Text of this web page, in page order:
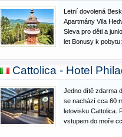
Letní dovolená
Apartmány Vila
Sleva pro děti a
let Bonusy k
a expozice.
zdarma Sleva
Cattolica - Hotel
Jedno dítě zdarma
se nachází cca 60
letovisku Cattolica.
vstupem do moře